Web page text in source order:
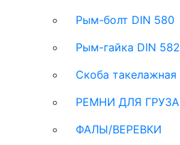
Рым-болт DIN 580
Рым-гайка DIN 582
Скоба такелажная
РЕМНИ ДЛЯ ГРУЗА
ФАЛЫ/ВЕРЕВКИ